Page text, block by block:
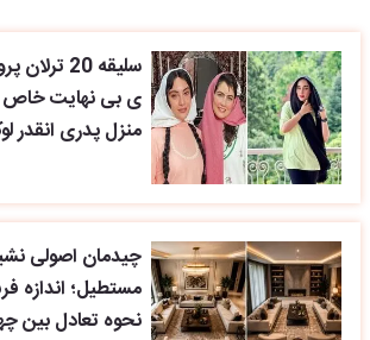
سلیقه 20
ی بی نهایت
منزل پدری انقدر
چیدمان اصولی
مستطیل؛ اندازه
نحوه تعادل بین